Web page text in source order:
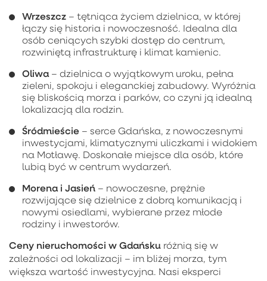
Wrzeszcz – tętniąca życiem dzielnica, w której
łączy się historia i nowoczesność. Idealna dla
osób ceniących szybki dostęp do centrum,
rozwiniętą infrastrukturę i klimat kamienic.
Oliwa – dzielnica o wyjątkowym uroku, pełna
zieleni, spokoju i eleganckiej zabudowy. Wyróżnia
się bliskością morza i parków, co czyni ją idealną
lokalizacją dla rodzin.
Śródmieście – serce Gdańska, z nowoczesnymi
inwestycjami, klimatycznymi uliczkami i widokiem
na Motławę. Doskonałe miejsce dla osób, które
lubią być w centrum wydarzeń.
Morena i Jasień – nowoczesne, prężnie
rozwijające się dzielnice z dobrą komunikacją i
nowymi osiedlami, wybierane przez młode
rodziny i inwestorów.
Ceny nieruchomości w Gdańsku różnią się w
zależności od lokalizacji – im bliżej morza, tym
większa wartość inwestycyjna. Nasi eksperci